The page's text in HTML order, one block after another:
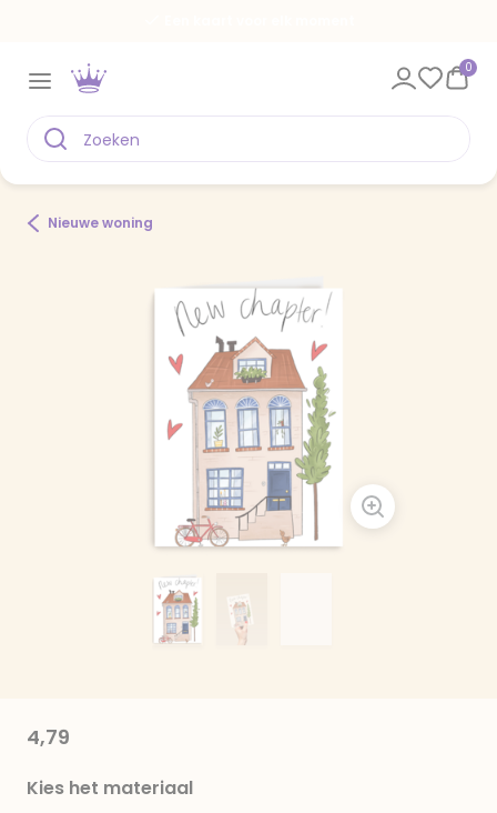
0
Nieuwe woning
4,79
Kies het materiaal